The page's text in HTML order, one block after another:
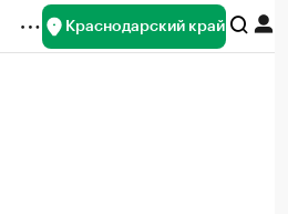
Краснодарский край